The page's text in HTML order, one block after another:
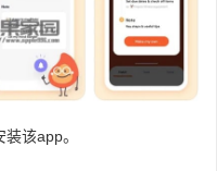
该app。